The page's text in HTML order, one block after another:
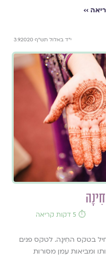
››
י"ד באלול תש"ף 3.9.2020
⏱️ 5 דקות קריאה
בטקס החִינָה. לטקס פנים
ומביאות עמן מסורות